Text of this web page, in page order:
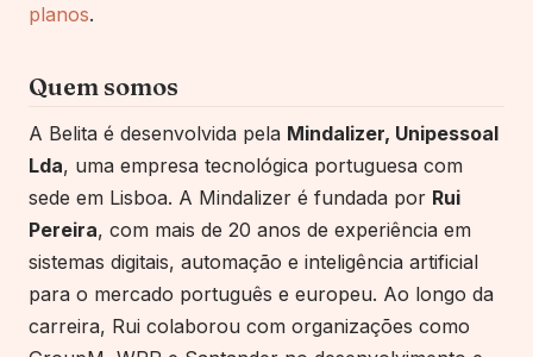
planos.
Quem somos
A Belita é desenvolvida pela Mindalizer, Unipessoal
Lda, uma empresa tecnológica portuguesa com
sede em Lisboa. A Mindalizer é fundada por Rui
Pereira, com mais de 20 anos de experiência em
sistemas digitais, automação e inteligência artificial
para o mercado português e europeu. Ao longo da
carreira, Rui colaborou com organizações como